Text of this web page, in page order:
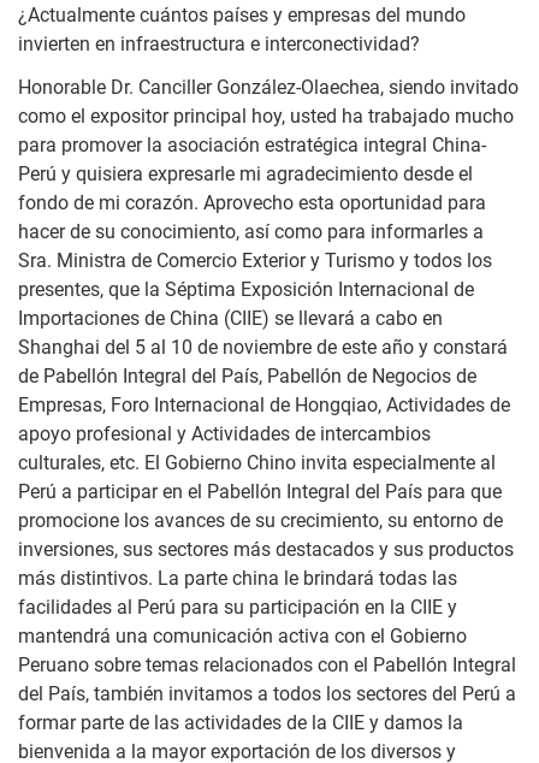
¿Actualmente cuántos países y empresas del mundo
invierten en infraestructura e interconectividad?
Honorable Dr. Canciller González-Olaechea, siendo invitado
como el expositor principal hoy, usted ha trabajado mucho
para promover la asociación estratégica integral China-
Perú y quisiera expresarle mi agradecimiento desde el
fondo de mi corazón. Aprovecho esta oportunidad para
hacer de su conocimiento, así como para informarles a
Sra. Ministra de Comercio Exterior y Turismo y todos los
presentes, que la Séptima Exposición Internacional de
Importaciones de China (CIIE) se llevará a cabo en
Shanghai del 5 al 10 de noviembre de este año y constará
de Pabellón Integral del País, Pabellón de Negocios de
Empresas, Foro Internacional de Hongqiao, Actividades de
apoyo profesional y Actividades de intercambios
culturales, etc. El Gobierno Chino invita especialmente al
Perú a participar en el Pabellón Integral del País para que
promocione los avances de su crecimiento, su entorno de
inversiones, sus sectores más destacados y sus productos
más distintivos. La parte china le brindará todas las
facilidades al Perú para su participación en la CIIE y
mantendrá una comunicación activa con el Gobierno
Peruano sobre temas relacionados con el Pabellón Integral
del País, también invitamos a todos los sectores del Perú a
formar parte de las actividades de la CIIE y damos la
bienvenida a la mayor exportación de los diversos y